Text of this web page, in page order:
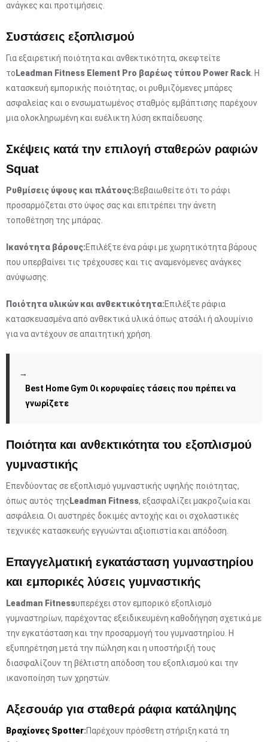
ανάγκες και προτιμήσεις.
Συστάσεις εξοπλισμού
Για εξαιρετική ποιότητα και ανθεκτικότητα, σκεφτείτε
το Leadman Fitness Element Pro βαρέως τύπου Power Rack. Η
κατασκευή εμπορικής ποιότητας, οι ρυθμιζόμενες μπάρες
ασφαλείας και ο ενσωματωμένος σταθμός εμβάπτισης παρέχουν
μια ολοκληρωμένη και ευέλικτη λύση εκπαίδευσης.
Σκέψεις κατά την επιλογή σταθερών ραφιών
Squat
Ρυθμίσεις ύψους και πλάτους:Βεβαιωθείτε ότι το ράφι
προσαρμόζεται στο ύψος σας και επιτρέπει την άνετη
τοποθέτηση της μπάρας.
Ικανότητα βάρους:Επιλέξτε ένα ράφι με χωρητικότητα βάρους
που υπερβαίνει τις τρέχουσες και τις αναμενόμενες ανάγκες
ανύψωσης.
Ποιότητα υλικών και ανθεκτικότητα:Επιλέξτε ράφια
κατασκευασμένα από ανθεκτικά υλικά όπως ατσάλι ή αλουμίνιο
για να αντέχουν σε απαιτητική χρήση.
→
Best Home Gym Οι κορυφαίες τάσεις που πρέπει να
γνωρίζετε
Ποιότητα και ανθεκτικότητα του εξοπλισμού
γυμναστικής
Επενδύοντας σε εξοπλισμό γυμναστικής υψηλής ποιότητας,
όπως αυτός της Leadman Fitness, εξασφαλίζει μακροζωία και
ασφάλεια. Οι αυστηρές δοκιμές αντοχής και οι σχολαστικές
τεχνικές κατασκευής εγγυώνται αξιοπιστία και απόδοση.
Επαγγελματική εγκατάσταση γυμναστηρίου
και εμπορικές λύσεις γυμναστικής
Leadman Fitnessυπερέχει στον εμπορικό εξοπλισμό
γυμναστηρίων, παρέχοντας εξειδικευμένη καθοδήγηση σχετικά με
την εγκατάσταση και την προσαρμογή του γυμναστηρίου. Η
εξυπηρέτηση μετά την πώληση και η υποστήριξή τους
διασφαλίζουν τη βέλτιστη απόδοση του εξοπλισμού και την
ικανοποίηση των χρηστών.
Αξεσουάρ για σταθερά ράφια κατάληψης
Βραχίονες Spotter:Παρέχουν πρόσθετη στήριξη κατά τη